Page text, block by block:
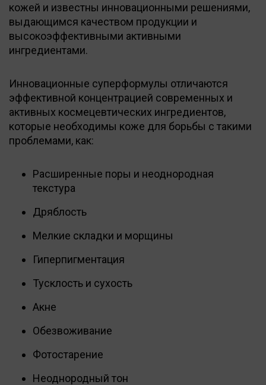
кожей и известны инновационными решениями,
выдающимся качеством продукции и
высокоэффективными активными
ингредиентами.
Инновационные суперформулы отличаются
эффективной концентрацией современных и
активных космецевтических ингредиентов,
которые необходимы коже для борьбы с такими
проблемами, как:
Расширенные поры и неоднородная
текстура
Дряблость
Мелкие складки и морщины
Гиперпигментация
Тусклость и сухость
Акне
Обезвоживание
Фотостарение
Неоднородный тон